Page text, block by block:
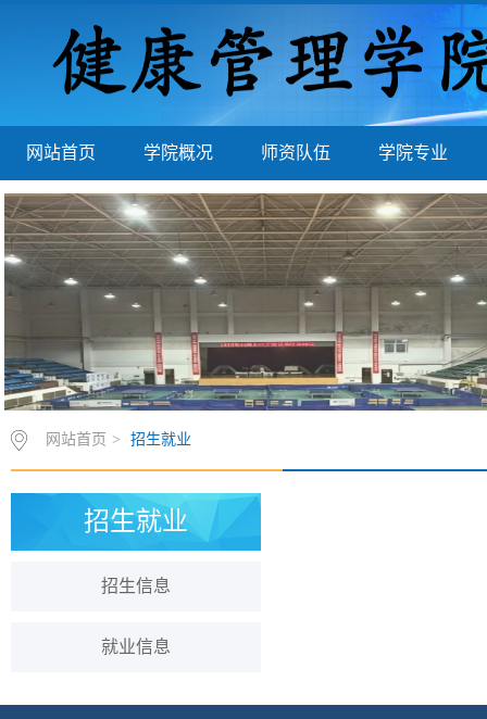
网站首页 学院概况 师资队伍 学院专业
网站首页 > 招生就业
招生就业
招生信息
就业信息